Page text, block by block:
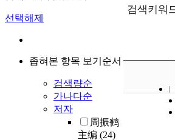
선택해제
좁혀본 항목 보기순서
검색량순
가나다순
저자
周振鹤
主编 (24)
검색키워